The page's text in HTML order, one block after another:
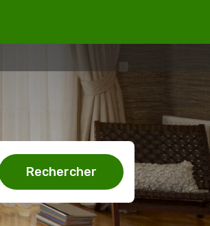
Rechercher